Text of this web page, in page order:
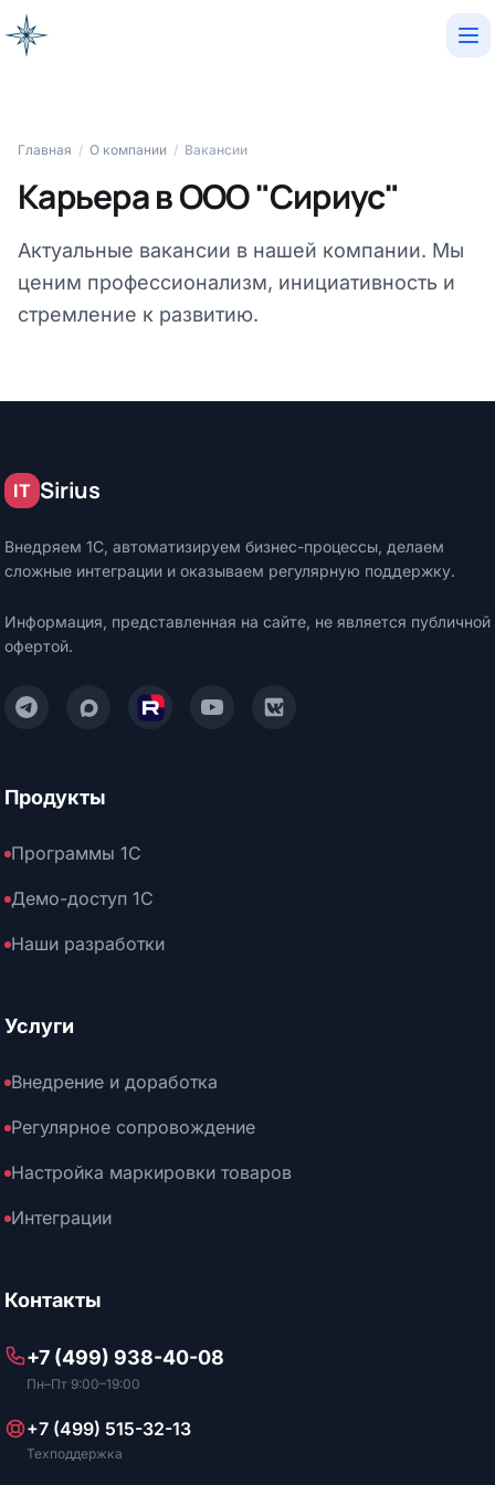
Главная / О компании / Вакансии
Карьера в ООО "Сириус"
Актуальные вакансии в нашей компании. Мы
ценим профессионализм, инициативность и
стремление к развитию.
IT Sirius
Внедряем 1С, автоматизируем бизнес-процессы, делаем
сложные интеграции и оказываем регулярную поддержку.
Информация, представленная на сайте, не является публичной
офертой.
Написать нам в Telegram
Написать нам в Max
Смотреть нас на Rutube
Смотреть нас на YouTube
Читать нас на VK
Продукты
Программы 1С
Демо-доступ 1С
Наши разработки
Услуги
Внедрение и доработка
Регулярное сопровождение
Настройка маркировки товаров
Интеграции
Контакты
+7 (499) 938-40-08
Пн–Пт 9:00–19:00
+7 (499) 515-32-13
Техподдержка